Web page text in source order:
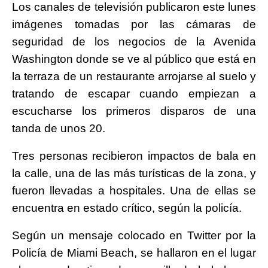
Los canales de televisión publicaron este lunes
imágenes tomadas por las cámaras de
seguridad de los negocios de la Avenida
Washington donde se ve al público que está en
la terraza de un restaurante arrojarse al suelo y
tratando de escapar cuando empiezan a
escucharse los primeros disparos de una
tanda de unos 20.
Tres personas recibieron impactos de bala en
la calle, una de las más turísticas de la zona, y
fueron llevadas a hospitales. Una de ellas se
encuentra en estado crítico, según la policía.
Según un mensaje colocado en Twitter por la
Policía de Miami Beach, se hallaron en el lugar